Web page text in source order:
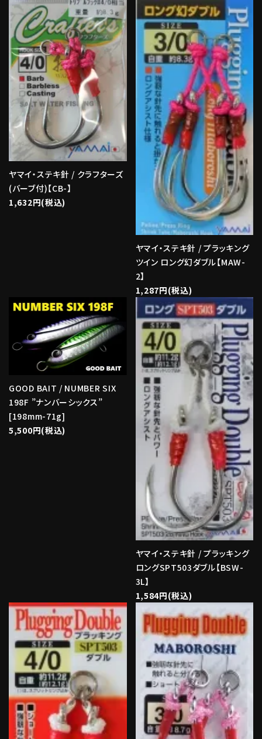
ヤマイ・ステキ針 / クラフターズ
(バーブ付)【CB-】
1,632円(税込)
ヤマイ・ステキ針 / プラッキング
ツイン ロング幻ダブル【MAW-
2】
1,287円(税込)
GOOD BAIT / NUMBER SIX
198F ”ナンバーシックス”
[198mm-71g]
5,500円(税込)
ヤマイ・ステキ針 / プラッキング
ロングSPT503ダブル【BSW-
3L】
1,584円(税込)